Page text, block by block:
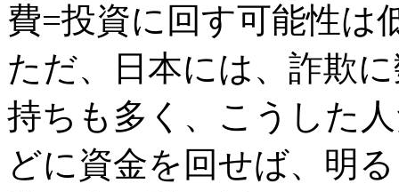
費=投資に回す可能性は
ただ、日本には、詐欺
持ちも多く、こうした
どに資金を回せば、明